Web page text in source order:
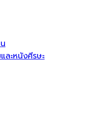
ะหนังศีรษะ